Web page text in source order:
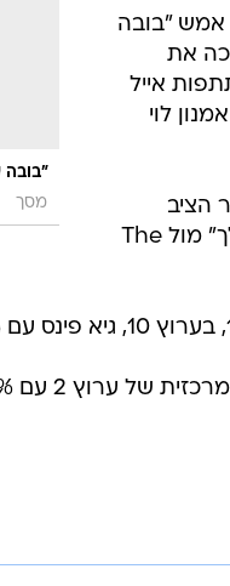
"בובה
מסך
אמש "בובה
המשיכה את
אייל
לוי
היה ערוץ 24 אשר הציב
כמיטב המסורת את "אייל גולן קורא לך" מול The